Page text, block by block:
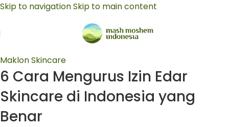
Skip to navigationSkip to main content
Maklon Skincare
6 Cara Mengurus Izin Edar
Skincare di Indonesia yang
Benar